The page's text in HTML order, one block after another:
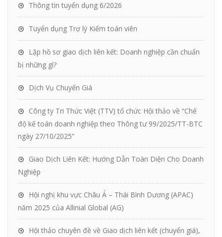
Thông tin tuyển dụng 6/2026
Tuyển dụng Trợ lý Kiểm toán viên
Lập hồ sơ giao dịch liên kết: Doanh nghiệp cần chuẩn
bị những gì?
Dịch Vụ Chuyển Giá
Công ty Tri Thức Việt (TTV) tổ chức Hội thảo về “Chế
độ kế toán doanh nghiệp theo Thông tư 99/2025/TT-BTC
ngày 27/10/2025”
Giao Dịch Liên Kết: Hướng Dẫn Toàn Diện Cho Doanh
Nghiệp
Hội nghị khu vực Châu Á – Thái Bình Dương (APAC)
năm 2025 của Allinial Global (AG)
Hội thảo chuyên đề về Giao dịch liên kết (chuyển giá),